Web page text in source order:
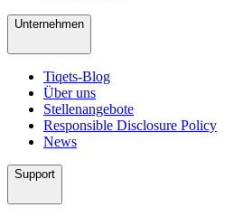
Unternehmen
Tiqets-Blog
Über uns
Stellenangebote
Responsible Disclosure Policy
News
Support